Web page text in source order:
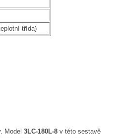
třída)
Model 3LC-180L-8 v této sestavě